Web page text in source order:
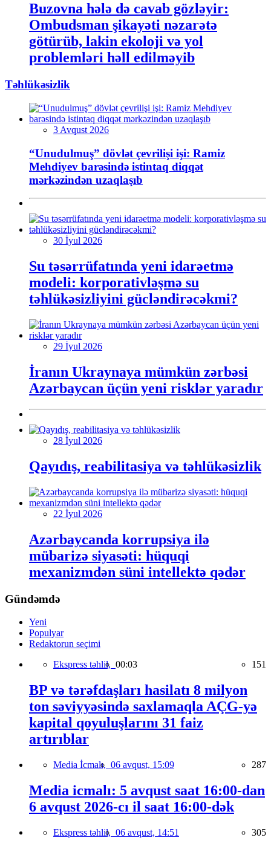
Buzovna hələ də cavab gözləyir:
Ombudsman şikayəti nəzarətə
götürüb, lakin ekoloji və yol
problemləri həll edilməyib
Təhlükəsizlik
3 Avqust 2026
“Unudulmuş” dövlət çevrilişi işi: Ramiz
Mehdiyev barəsində istintaq diqqət
mərkəzindən uzaqlaşıb
30 İyul 2026
Su təsərrüfatında yeni idarəetmə
modeli: korporativləşmə su
təhlükəsizliyini gücləndirəcəkmi?
29 İyul 2026
İranın Ukraynaya mümkün zərbəsi
Azərbaycan üçün yeni risklər yaradır
28 İyul 2026
Qayıdış, reabilitasiya və təhlükəsizlik
22 İyul 2026
Azərbaycanda korrupsiya ilə
mübarizə siyasəti: hüquqi
mexanizmdən süni intellektə qədər
Gündəmdə
Yeni
Populyar
Redaktorun seçimi
Ekspress təhlil, 00:03 151
BP və tərəfdaşları hasilatı 8 milyon
ton səviyyəsində saxlamaqla AÇG-yə
kapital qoyuluşlarını 31 faiz
artırıblar
Media İcmalı, 06 avqust, 15:09 287
Media icmalı: 5 avqust saat 16:00-dan
6 avqust 2026-cı il saat 16:00-dək
Ekspress təhlil, 06 avqust, 14:51 305